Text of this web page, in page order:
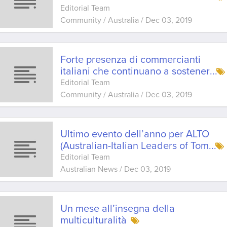
Editorial Team
Community / Australia / Dec 03, 2019
Forte presenza di commercianti
italiani che continuano a sostener...
Editorial Team
Community / Australia / Dec 03, 2019
Ultimo evento dell’anno per ALTO
(Australian-Italian Leaders of Tom...
Editorial Team
Australian News / Dec 03, 2019
Un mese all’insegna della
multiculturalità